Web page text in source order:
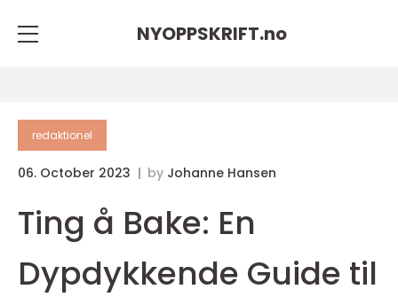
NYOPPSKRIFT.no
redaktionel
06. October 2023 by Johanne Hansen
Ting å Bake: En
Dypdykkende Guide til